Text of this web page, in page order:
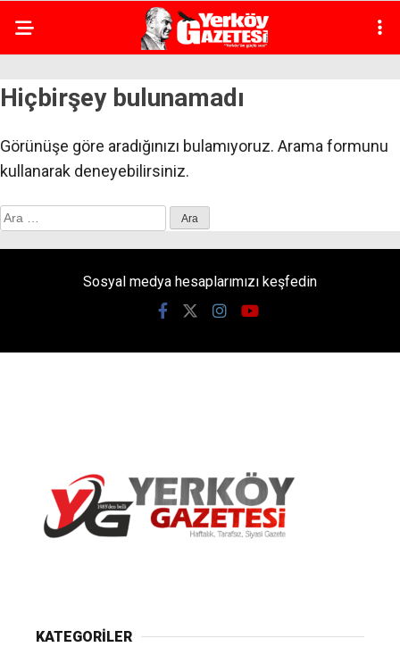
Hiçbirşey bulunamadı
Görünüşe göre aradığınızı bulamıyoruz. Arama formunu
kullanarak deneyebilirsiniz.
Arama:
Sosyal medya hesaplarımızı keşfedin
KATEGORİLER